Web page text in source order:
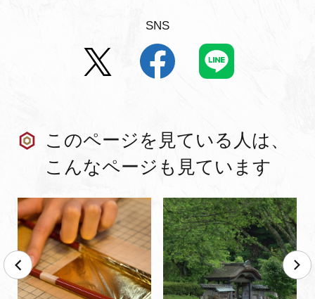
SNS
このページを見ている人は、
こんなページも見ています